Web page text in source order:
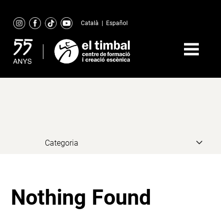
content
Català Español
Nothing Found